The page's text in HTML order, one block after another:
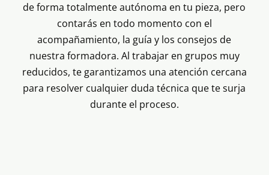
de forma totalmente autónoma en tu pieza, pero
contarás en todo momento con el
acompañamiento, la guía y los consejos de
nuestra formadora. Al trabajar en grupos muy
reducidos, te garantizamos una atención cercana
para resolver cualquier duda técnica que te surja
durante el proceso.